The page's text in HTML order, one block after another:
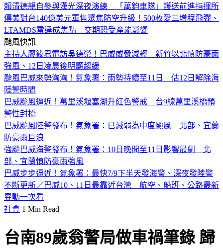
賴清德親自參與漢光深夜演練 「萬鈞車隊」護送前進指揮所
傳美對台140億美元軍售聚焦防空升級！500枚愛三增程飛彈、
LTAMDS雷達成焦點 交期恐受產能影響
颱風快訊
主持人廖筱君電訪吳德榮！巴威威脅減輕 新竹以北慎防豪雨
強風、12日凌晨後明顯趨緩
颱風巴威來勢洶洶！氣象署：雨勢持續至11日 估12日解除海
陸警時間
巴威颱風逼近！萬里溪堰塞湖升紅色警戒 台9線萬里溪橋預
警性封橋
巴威颱風陸警發布！氣象署：已減弱為中度颱風 北部、宜蘭
防豪雨巨浪
強颱巴威海警發布！氣象署：10日晚間至11日影響最劇 北
部、宜蘭慎防豪雨強風
巴威步步逼近！氣象署：最快7/9下半天發海警、深夜發陸警
不斷更新／巴威10、11日最靠近台灣 航空、船班、公路最新
異動一次看
社會 1 Min Read
台南89歲翁警局做車禍筆錄 歸